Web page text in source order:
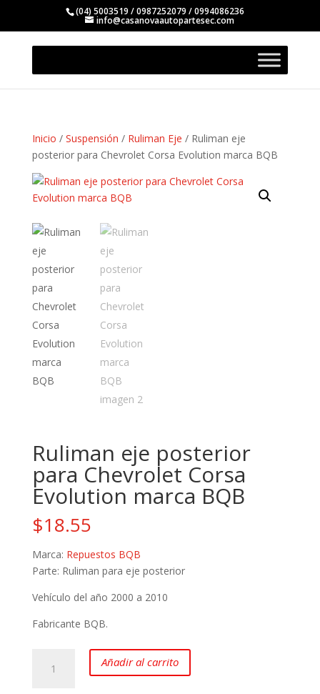
(04) 5003519 / 0987252079 / 0994086236
info@casanovaautopartesec.com
Inicio / Suspensión / Ruliman Eje / Ruliman eje
posterior para Chevrolet Corsa Evolution marca BQB
Ruliman eje posterior
para Chevrolet Corsa
Evolution marca BQB
$18.55
Marca: Repuestos BQB
Parte: Ruliman para eje posterior
Vehículo del año 2000 a 2010
Fabricante BQB.
Añadir al carrito